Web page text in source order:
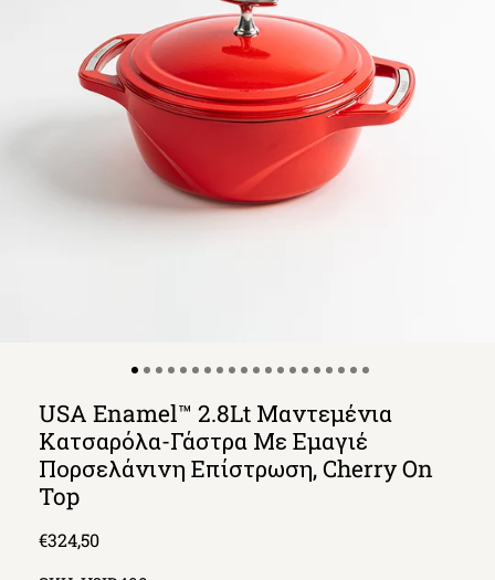
USA Enamel™ 2.8Lt Μαντεμένια
Κατσαρόλα-Γάστρα Με Εμαγιέ
Πορσελάνινη Επίστρωση, Cherry On
Top
Regular
€324,50